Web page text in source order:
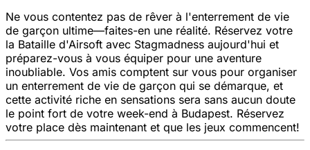
Ne vous contentez pas de rêver à l'enterrement de vie
de garçon ultime—faites-en une réalité. Réservez votre
la Bataille d'Airsoft avec Stagmadness aujourd'hui et
préparez-vous à vous équiper pour une aventure
inoubliable. Vos amis comptent sur vous pour organiser
un enterrement de vie de garçon qui se démarque, et
cette activité riche en sensations sera sans aucun doute
le point fort de votre week-end à Budapest. Réservez
votre place dès maintenant et que les jeux commencent!